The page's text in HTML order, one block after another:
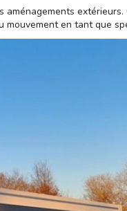
en tant que